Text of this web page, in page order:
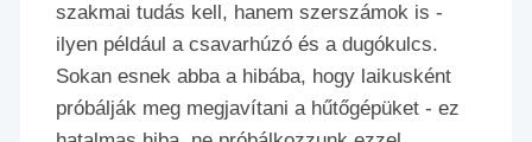
szakmai tudás kell, hanem szerszámok is -
ilyen például a csavarhúzó és a dugókulcs.
Sokan esnek abba a hibába, hogy laikusként
próbálják meg megjavítani a hűtőgépüket - ez